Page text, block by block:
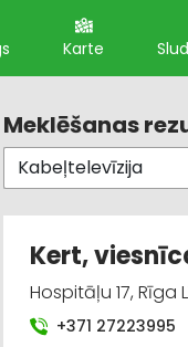
Karte
Meklēšanas
Kert,
Hospitāļu 17, Rīga
+371 27223995